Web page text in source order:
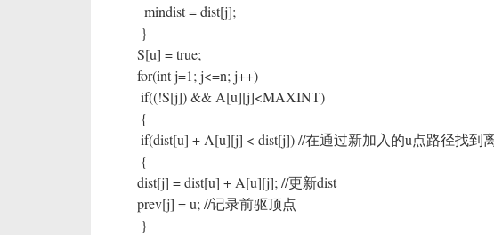
mindist = dist[j];
}
S[u] = true;
for(int j=1; j<=n; j++)
if((!S[j]) && A[u][j]<MAXINT)
{
if(dist[u] + A[u][j] < dist[j]) //在通过新加入的u点路径找到
{
dist[j] = dist[u] + A[u][j]; //更新dist
prev[j] = u; //记录前驱顶点
}